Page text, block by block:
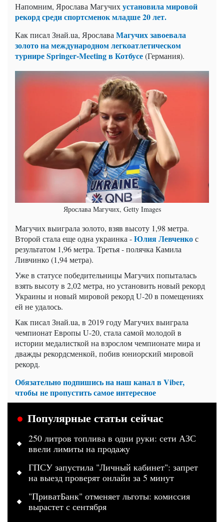
Напомним, Ярослава Магучихустановила мировой
рекорд среди спортсменок младше 20 лет.
Как писал Знай.ua, ЯрославаМагучих завоевала
золото на международном легкоатлетическом
турнире Springer-Meeting в Котбусе(Германия).
Ярослава Магучих, Getty Images
Магучих выиграла золото, взяв высоту 1,98 метра.
Второй стала еще одна украинка -Юлия Левченкос
результатом 1,96 метра. Третья - полячка Камила
Ливчинко (1,94 метра).
Уже в статусе победительницы Магучих попыталась
взять высоту в 2,02 метра, но установить новый рекорд
Украины и новый мировой рекорд U-20 в помещениях
ей не удалось.
Как писал Знай.ua, в 2019 году Магучих выиграла
чемпионат Европы U-20, стала самой молодой в
истории медалисткой на взрослом чемпионате мира и
дважды рекордсменкой, побив юниорский мировой
рекорд.
Обязательно подпишись на наш канал в Viber,
чтобы не пропустить самое интересное
Популярные статьи сейчас
250 литров топлива в одни руки: сети АЗС
ввели лимиты на продажу
ГПСУ запустила "Личный кабинет": запрет
на выезд проверят онлайн за 5 минут
"ПриватБанк" отменяет льготы: комиссия
вырастет с сентября